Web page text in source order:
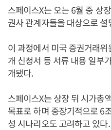
스페이스X는 오는 6월 중 상
권사 관계자들을 대상으로
이 과정에서 미국 증권거래
개 신청서 등 서류 내용 일부
개됐다.
스페이스X는 상장 뒤 시가총
목표로 하며 중장기적으로 6
성 시나리오도 고려하고 있다.